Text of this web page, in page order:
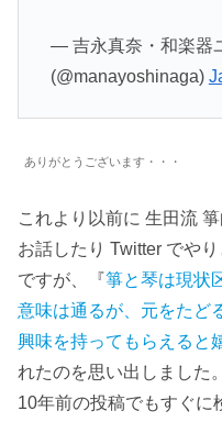
— 吉永真奈・和楽器
(@manayoshinaga)
ありがとうございます・・・
これより以前に 生田流
お話したり Twitter でや
ですが、『箏と琴は現状
意味は通るが、元をたど
興味を持ってもらえると
れたのを思い出しました
10年前の投稿でもすぐに